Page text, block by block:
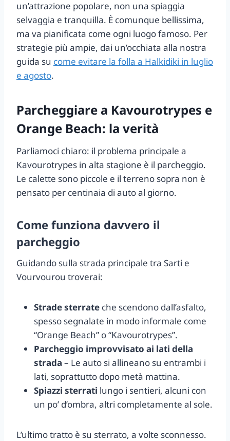
un’attrazione popolare, non una spiaggia
selvaggia e tranquilla. È comunque bellissima,
ma va pianificata come ogni luogo famoso. Per
strategie più ampie, dai un’occhiata alla nostra
guida su come evitare la folla a Halkidiki in luglio
e agosto.
Parcheggiare a Kavourotrypes e
Orange Beach: la verità
Parliamoci chiaro: il problema principale a
Kavourotrypes in alta stagione è il parcheggio.
Le calette sono piccole e il terreno sopra non è
pensato per centinaia di auto al giorno.
Come funziona davvero il
parcheggio
Guidando sulla strada principale tra Sarti e
Vourvourou troverai:
Strade sterrate che scendono dall’asfalto,
spesso segnalate in modo informale come
“Orange Beach” o “Kavourotrypes”.
Parcheggio improvvisato ai lati della
strada – Le auto si allineano su entrambi i
lati, soprattutto dopo metà mattina.
Spiazzi sterrati lungo i sentieri, alcuni con
un po’ d’ombra, altri completamente al sole.
L’ultimo tratto è su sterrato, a volte sconnesso.